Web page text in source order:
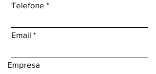
Telefone
Email
Empresa